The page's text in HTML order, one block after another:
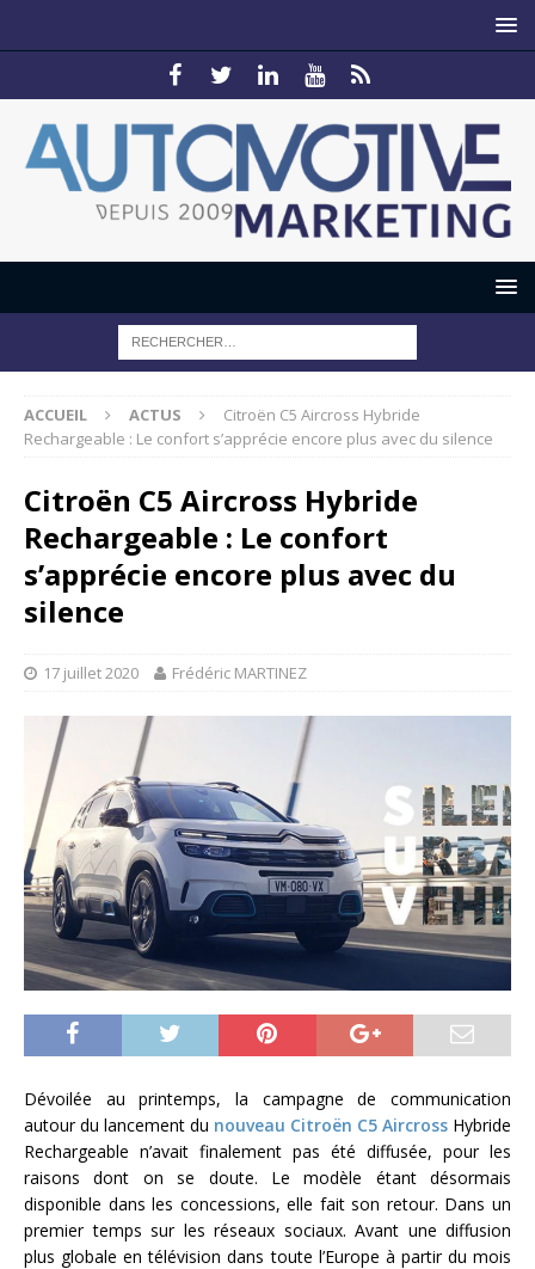
ACCUEIL ACTUS
Citroën C5 Aircross Hybride
Rechargeable : Le confort s’apprécie encore plus avec du silence
Citroën C5 Aircross Hybride
Rechargeable : Le confort
s’apprécie encore plus avec du
silence
17 juillet 2020 Frédéric MARTINEZ
Dévoilée au printemps, la campagne de communication
autour du lancement du nouveau Citroën C5 Aircross Hybride
Rechargeable n’avait finalement pas été diffusée, pour les
raisons dont on se doute. Le modèle étant désormais
disponible dans les concessions, elle fait son retour. Dans un
premier temps sur les réseaux sociaux. Avant une diffusion
plus globale en télévision dans toute l’Europe à partir du mois